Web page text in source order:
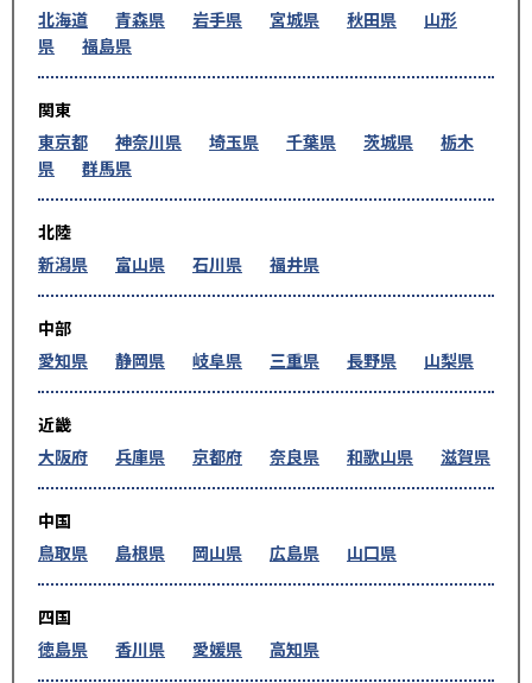
北海道
青森県 岩手県 宮城県 秋田県
山形
県
福島県
関東
東京都
神奈川県 埼玉県 千葉県 茨城県
栃木
県
群馬県
北陸
新潟県
富山県 石川県 福井県
中部
愛知県
静岡県 岐阜県 三重県 長野県 山梨県
近畿
大阪府
兵庫県 京都府 奈良県 和歌山県 滋賀県
中国
鳥取県
島根県 岡山県 広島県 山口県
四国
徳島県
香川県 愛媛県 高知県